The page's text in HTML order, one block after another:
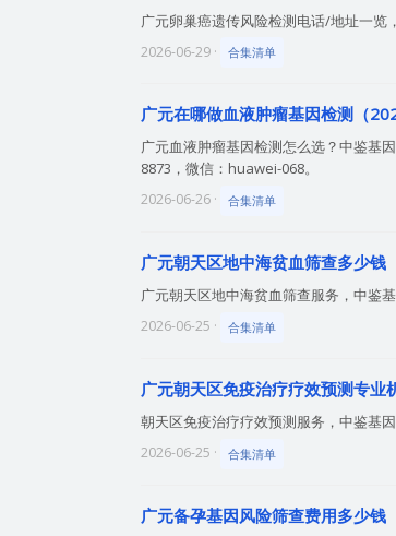
广元卵巢癌遗传风险检测电话/地址一览
2026-06-29 · 合集清单
广元在哪做血液肿瘤基因检测（
广元血液肿瘤基因检测怎么选？中鉴基
8873，微信：huawei-068。
2026-06-26 · 合集清单
广元朝天区地中海贫血筛查多少钱
广元朝天区地中海贫血筛查服务，中鉴
2026-06-25 · 合集清单
广元朝天区免疫治疗疗效预测专业
朝天区免疫治疗疗效预测服务，中鉴基
2026-06-25 · 合集清单
广元备孕基因风险筛查费用多少钱